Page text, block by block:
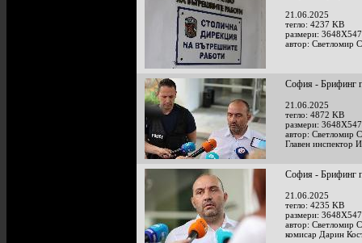
21.06.2025
тегло: 4237 KB
размери:
автор: Светломир
София - Брифинг
21.06.2025
тегло: 4872 KB
размери:
автор: Светломир
Главен инспектор
София - Брифинг
21.06.2025
тегло: 4235 KB
размери:
автор: Светломир
комисар Дарин